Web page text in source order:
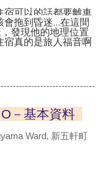
宿可以的話都要離車
拖到昏迷...在這間
發現他的地理位置
宿真的是旅人福音啊
－基本資料
Ward, 新五軒町